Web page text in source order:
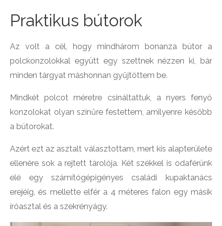
Praktikus bútorok
Az volt a cél, hogy mindhárom bonanza bútor a
polckonzolokkal együtt egy szettnek nézzen ki, bár
minden tárgyat máshonnan gyűjtöttem be.
Mindkét polcot méretre csináltattuk, a nyers fenyő
konzolokat olyan színűre festettem, amilyenre később
a bútorokat.
Azért ezt az asztalt választottam, mert kis alapterülete
ellenére sok a rejtett tárolója. Két székkel is odaférünk
elé egy számítógépigényes családi kupaktanács
erejéig, és mellette elfér a 4 méteres falon egy másik
íróasztal és a szekrényágy.